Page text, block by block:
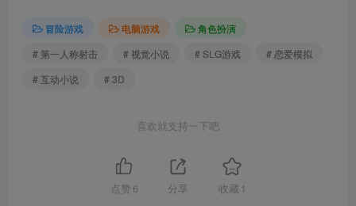
冒险游戏 电脑游戏
角色扮演
# 第一人称射击
# 视觉小说 # SLG游戏
# 恋爱模拟
# 互动小说
# 3D
喜欢就支持一下吧
点赞 6 分享 收藏 1